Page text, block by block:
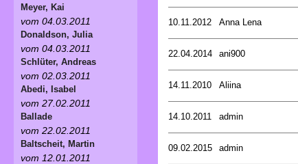
10.11.2012 Anna Lena
22.04.2014 ani900
14.11.2010 Aliina
14.10.2011 admin
09.02.2015 admin
Meyer, Kai
vom 04.03.2011
Donaldson, Julia
vom 04.03.2011
Schlüter, Andreas
vom 02.03.2011
Abedi, Isabel
vom 27.02.2011
Ballade
vom 22.02.2011
Baltscheit, Martin
vom 12.01.2011